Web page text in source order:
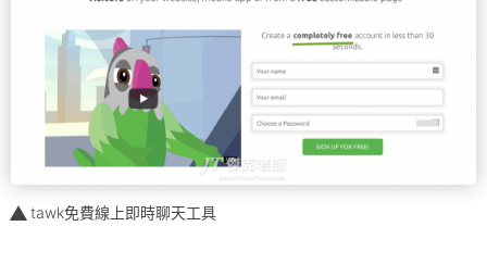
tawk免費線上即時聊天工具